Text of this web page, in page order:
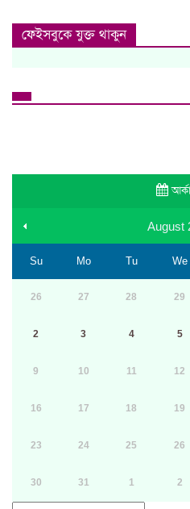
ফেইসবুকে যুক্ত থাকুন
August
Su Mo Tu We
26 27 28 29
2 3 4 5
9 10 11 12
16 17 18 19
23 24 25 26
30 31 1 2